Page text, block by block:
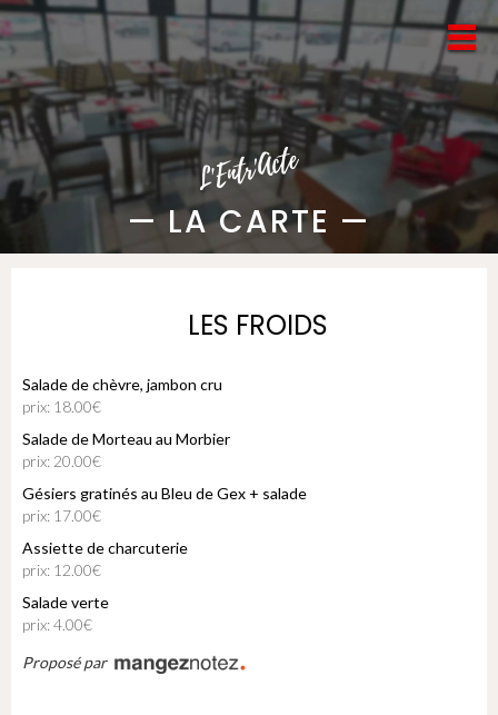
—LA CARTE —
LES FROIDS
Salade de chèvre, jambon cru
prix: 18.00€
Salade de Morteau au Morbier
prix: 20.00€
Gésiers gratinés au Bleu de Gex + salade
prix: 17.00€
Assiette de charcuterie
prix: 12.00€
Salade verte
prix: 4.00€
Proposé par